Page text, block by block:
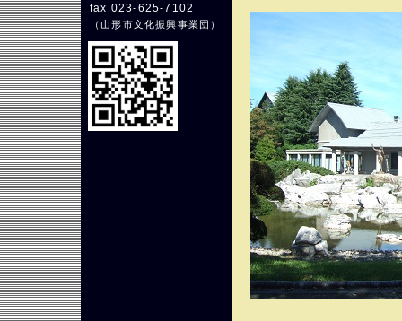
fax 023-625-7102
（山形市文化振興事業団 ）